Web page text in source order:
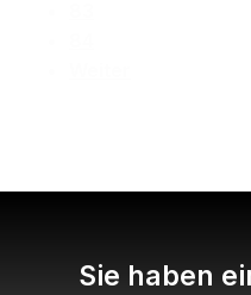
Sie haben